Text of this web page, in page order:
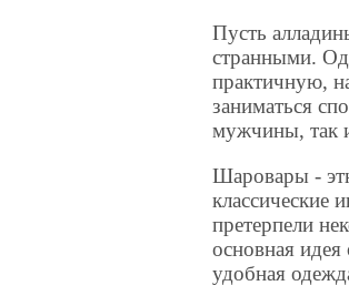
Пусть
странными.
практичную,
заниматься
мужчины, так
Шаровары -
классические
претерпели
основная идея
удобная